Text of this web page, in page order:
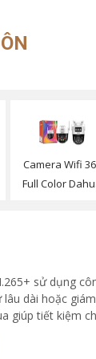
Camera Wifi
Full Color
sử dụng
dài hoặc
giúp tiết kiệm